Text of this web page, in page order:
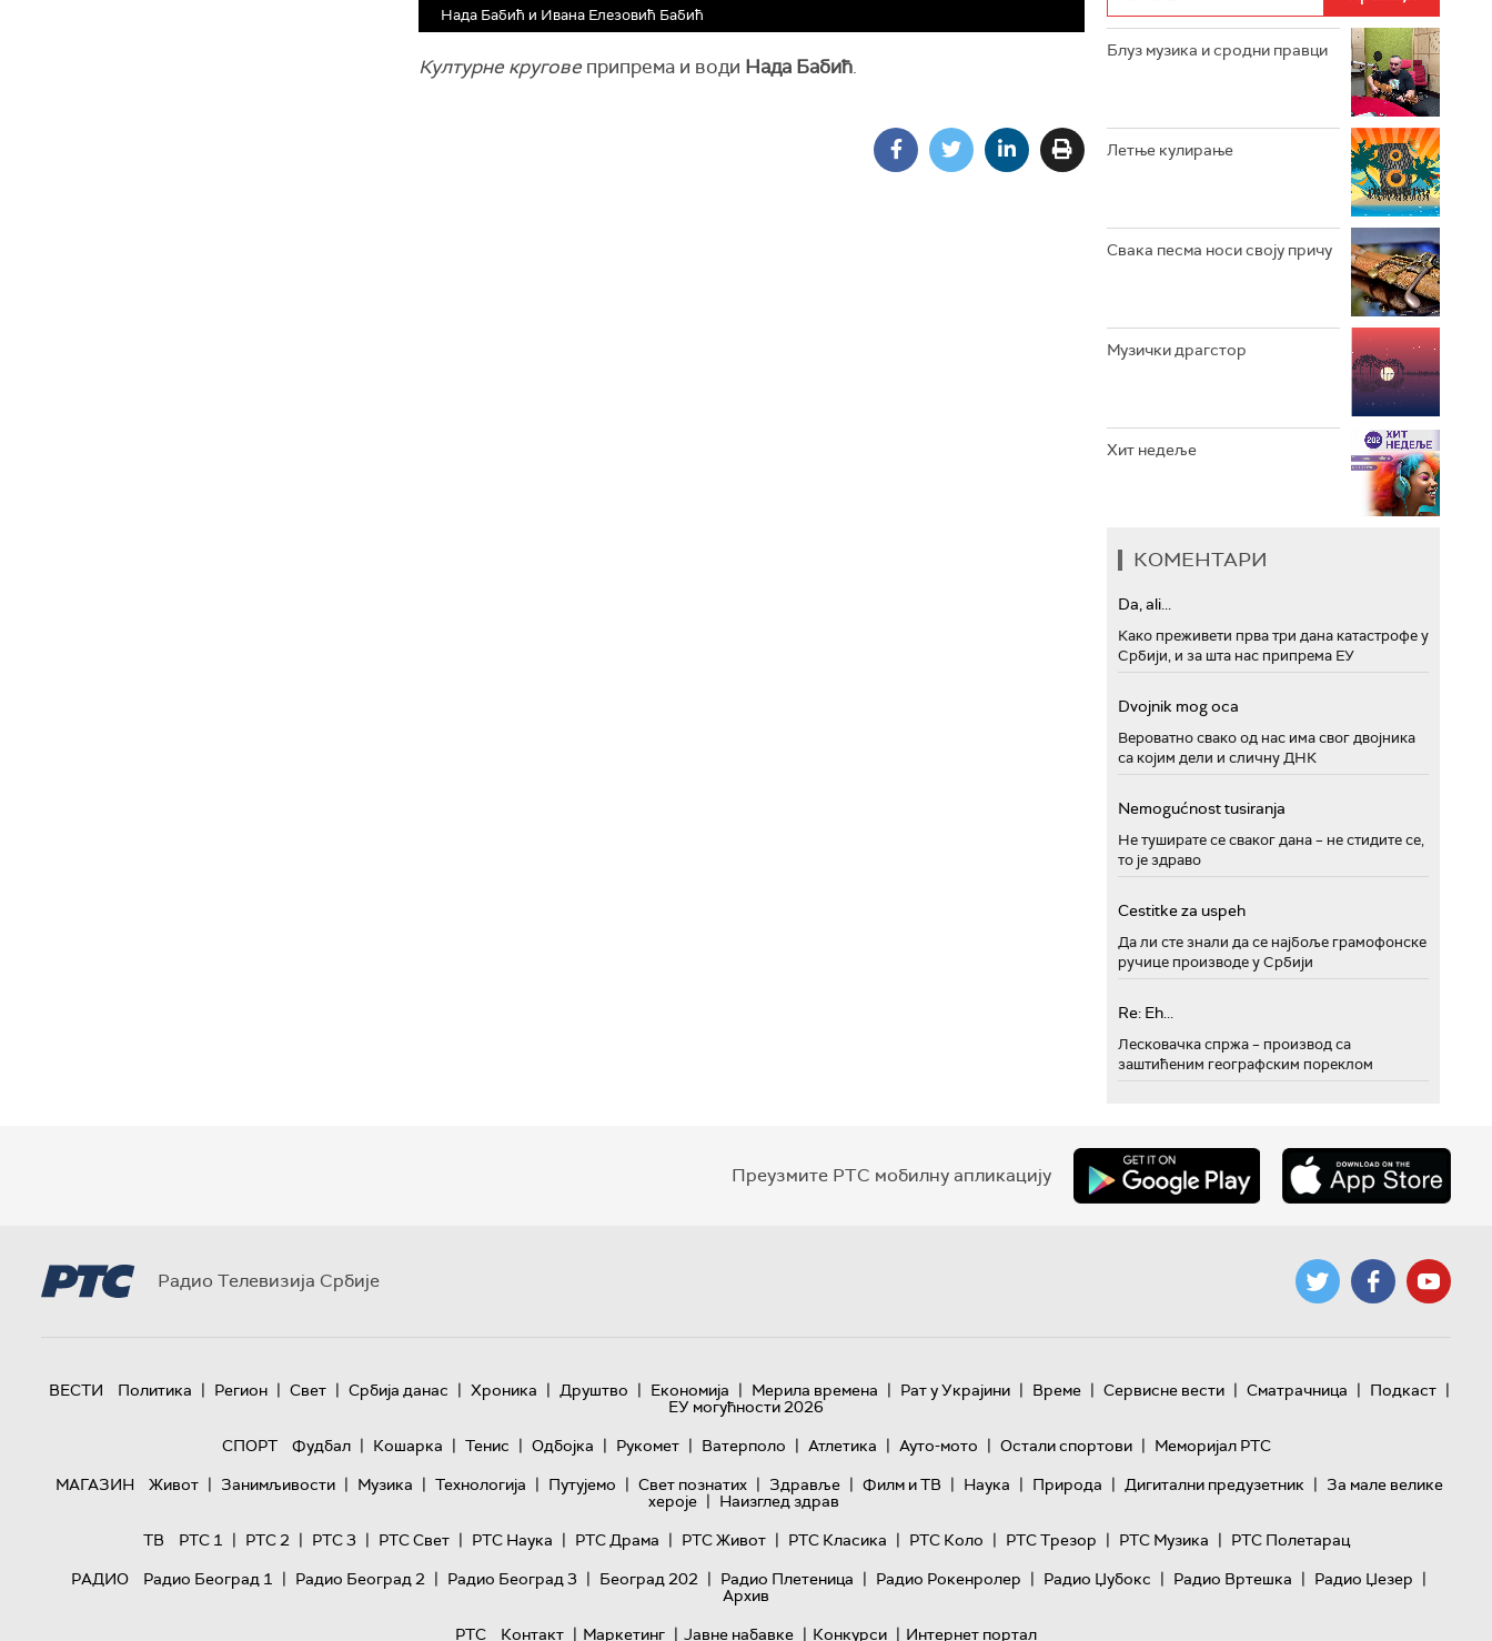
Нада Бабић и Ивана Елезовић Бабић
Културне круговеприпрема и води Нада Бабић.
РАДИО ЏУБОКС
РАДИО ВРТЕШКА
РАДИО ЏЕЗЕР
Блуз музика и сродни правци
Летње кулирање
Свака песма носи своју причу
Музички драгстор
Хит недеље
КОМЕНТАРИ
Da, ali...
Како преживети прва три дана катастрофе у
Србији, и за шта нас припрема ЕУ
Dvojnik mog oca
Вероватно свако од нас има свог двојника
са којим дели и сличну ДНК
Nemogućnost tusiranja
Не туширате се сваког дана – не стидите се,
то је здраво
Cestitke za uspeh
Да ли сте знали да се најбоље грамофонске
ручице производе у Србији
Re: Eh...
Лесковачка спржа – производ са
заштићеним географским пореклом
Преузмите РТС мобилну апликацију
Радио Телевизија Србије
ВЕСТИ Политика | Регион | Свет | Србија данас | Хроника | Друштво | Економија | Мерила времена | Рат у Украјини | Време | Сервисне вести | Сматрачница | Подкаст |
ЕУ могућности 2026
СПОРТ
Фудбал | Кошарка | Тенис | Одбојка | Рукомет | Ватерполо | Атлетика | Ауто-мото | Остали спортови | Меморијал РТС
МАГАЗИН
Живот | Занимљивости | Музика | Технологијa | Путујемо | Свет познатих | Здравље | Филм и ТВ | Наука | Природа | Дигитални предузетник | За мале велике
хероје | Наизглед здрав
ТВ
РТС 1 | РТС 2 | РТС 3 | РТС Свет | РТС Наука | РТС Драма | РТС Живот | РТС Класика | РТС Коло | РТС Трезор | РТС Музика | РТС Полетарац
РАДИО
Радио Београд 1 | Радио Београд 2 | Радио Београд 3 | Београд 202 | Радио Плетеница | Радио Рокенролер | Радио Џубокс | Радио Вртешка | Радио Џезер |
Архив
РТС
Контакт | Маркетинг | Јавне набавке | Конкурси | Интернет портал